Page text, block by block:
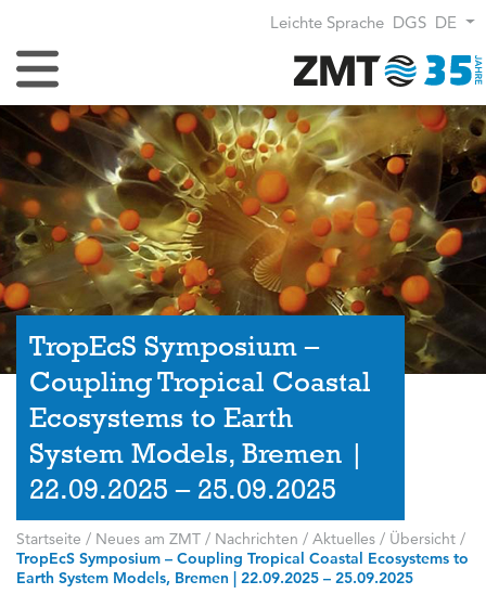
Leichte Sprache DGS DE
Navigation umschalten
TropEcS Symposium –
Coupling Tropical Coastal
Ecosystems to Earth
System Models, Bremen |
22.09.2025 – 25.09.2025
Startseite / Neues am ZMT / Nachrichten / Aktuelles / Übersicht /
TropEcS Symposium – Coupling Tropical Coastal Ecosystems to
Earth System Models, Bremen | 22.09.2025 – 25.09.2025